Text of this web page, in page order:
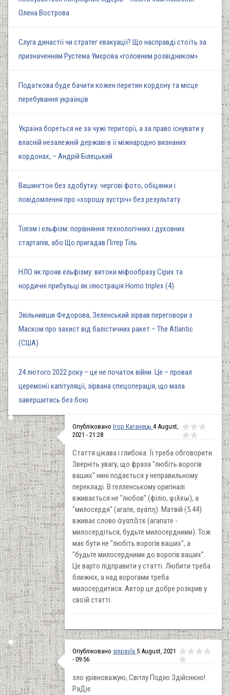
Олена Вострова
Слуга династії чи стратег евакуації? Що насправді стоїть за
призначенням Рустема Умєрова «головним розвідником»
Податкова буде бачити кожен перетин кордону та місце
перебування українців
Україна бореться не за чужі території, а за право існувати у
власній незалежній державі в її міжнародно визнаних
кордонах, – Андрій Білецький
Вашингтон без здобутку: чергові фото, обіцянки і
повідомлення про «хорошу зустріч» без результату
Тілізм і ельфізм: порівняння технологічних і духовних
стартапів, або Що пригадав Пітер Тіль
НЛО як прояв ельфізму: витоки міфообразу Сірих та
нордичні прибульці як ілюстрація Homo triplex (4)
Звільнивши Федорова, Зеленський зірвав переговори з
Маском про захист від балістичних ракет – The Atlantic
(США)
24 лютого 2022 року – це не початок війни. Це – провал
церемонії капітуляції, зірвана спецоперація, що мала
завершитись без бою
Опубліковано Ігор Каганець 4 August,
2021 - 21:28
Стаття цікава і глибока. Її треба обговорити.
Зверніть увагу, що фраза "любіть ворогів
ваших" нині подається у неправильному
перекладі. В гелленському оригіналі
вживається не "любов" (філіо, φιλεω), а
"милосердя" (агапе, αγάπη). Матвій (5.44)
вживає слово ἀγαπᾶτε (агапате -
милосердіться, будьте милосердними). Тож
має бути не "любіть ворогів ваших", а
"будьте милосердними до ворогів ваших".
Це варто підправити у статті. Любити треба
ближніх, а над ворогами треба
милосердитися. Автор це добре розкрив у
своїй статті.
Опубліковано sinpavla 5 August, 2021
- 09:56
зло урівноважую, Світлу Подію Здійснюю!
РаДіє